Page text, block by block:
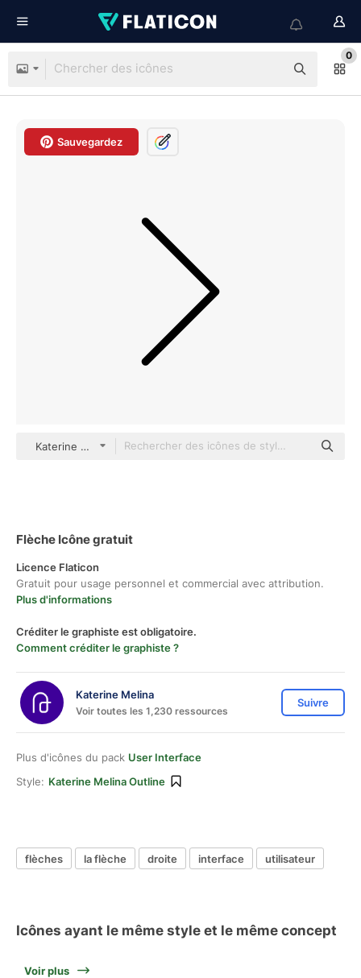
0
Sauvegardez
Katerine Melina outline
Flèche Icône gratuit
Licence Flaticon
Gratuit pour usage personnel et commercial avec attribution.
Plus d'informations
Créditer le graphiste est obligatoire.
Comment créditer le graphiste ?
Katerine Melina
Voir toutes les 1,230 ressources
Suivre
Plus d'icônes du pack User Interface
Style: Katerine Melina Outline
flèches la flèche droite interface utilisateur
Icônes ayant le même style et le même concept
Voir plus